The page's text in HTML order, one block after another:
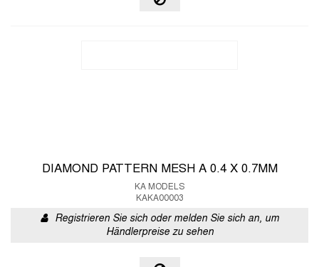
DIAMOND PATTERN MESH A 0.4 X 0.7MM
KA MODELS
KAKA00003
Registrieren Sie sich oder melden Sie sich an, um
Händlerpreise zu sehen